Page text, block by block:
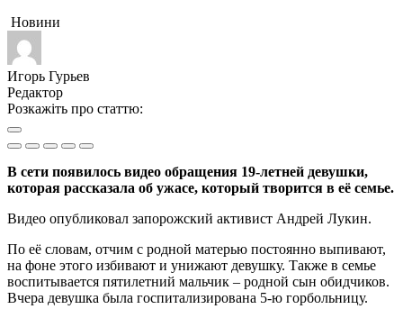
Новини
Игорь Гурьев
Редактор
Розкажіть про статтю:
В сети появилось видео обращения 19-летней девушки,
которая рассказала об ужасе, который творится в её семье.
Видео опубликовал запорожский активист Андрей Лукин.
По её словам, отчим с родной матерью постоянно выпивают,
на фоне этого избивают и унижают девушку. Также в семье
воспитывается пятилетний мальчик – родной сын обидчиков.
Вчера девушка была госпитализирована 5-ю горбольницу.